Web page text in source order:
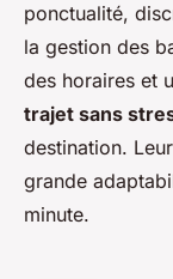
ponctualité,
la gestion des
des horaires et
trajet sans
destination.
grande
minute.